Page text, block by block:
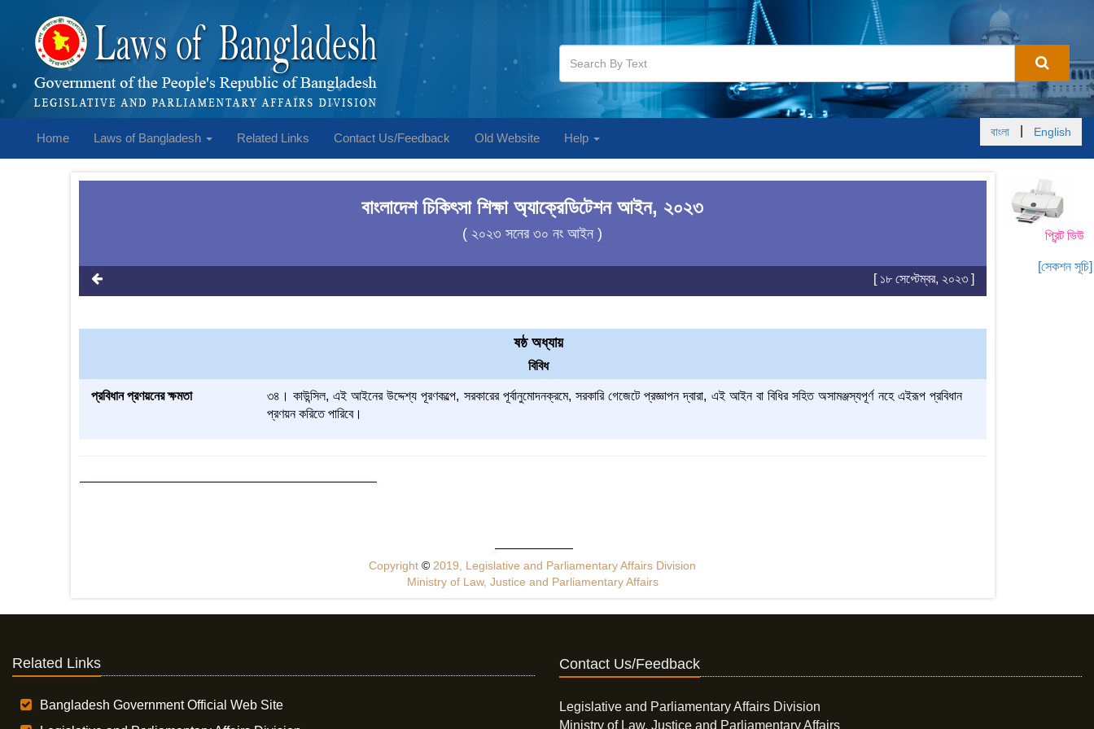
Home Laws of Bangladesh Related Links Contact Us/Feedback Old Website Help বাংলা English
প্রিন্ট ভিউ
[সেকশন সূচি]
বাংলাদেশ চিকিৎসা শিক্ষা অ্যাক্রেডিটেশন আইন, ২০২৩
( ২০২৩ সনের ৩০ নং আইন )
[ ১৮ সেপ্টেম্বর, ২০২৩ ]
ষষ্ঠ অধ্যায়
বিবিধ
প্রবিধান প্রণয়নের ক্ষমতা
৩৪। কাউন্সিল, এই আইনের উদ্দেশ্য পূরণকল্পে, সরকারের পূর্বানুমোদনক্রমে, সরকারি গেজেটে প্রজ্ঞাপন দ্বারা, এই আইন বা বিধির সহিত অসামঞ্জস্যপূর্ণ নহে এইরূপ প্রবিধান
প্রণয়ন করিতে পারিবে।
Copyright© 2019, Legislative and Parliamentary Affairs Division
Ministry of Law, Justice and Parliamentary Affairs
Related Links
Bangladesh Government Official Web Site
Contact Us/Feedback
Legislative and Parliamentary Affairs Division
Ministry of Law, Justice and Parliamentary Affairs